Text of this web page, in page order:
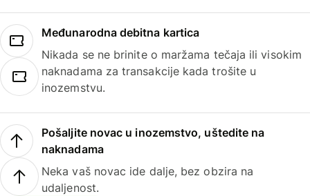
Međunarodna debitna kartica
Nikada se ne brinite o maržama tečaja ili visokim
naknadama za transakcije kada trošite u
inozemstvu.
Pošaljite novac u inozemstvo, uštedite na
naknadama
Neka vaš novac ide dalje, bez obzira na
udaljenost.